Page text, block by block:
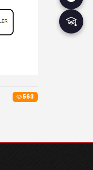
563